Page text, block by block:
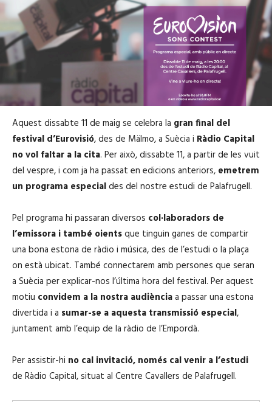
Aquest dissabte 11 de maig se celebra la gran final del
festival d’Eurovisió, des de Mälmo, a Suècia i Ràdio Capital
no vol faltar a la cita. Per això, dissabte 11, a partir de les vuit
del vespre, i com ja ha passat en edicions anteriors, emetrem
un programa especialdes del nostre estudi de Palafrugell.
Pel programa hi passaran diversos col·laboradors de
l’emissora i també oientsque tinguin ganes de compartir
una bona estona de ràdio i música, des de l’estudi o la plaça
on està ubicat. També connectarem amb persones que seran
a Suècia per explicar-nos l’última hora del festival. Per aquest
motiu convidem a la nostra audiènciaa passar una estona
divertida i a sumar-se a aquesta transmissió especial,
juntament amb l’equip de la ràdio de l’Empordà.
Per assistir-hi no cal invitació, només cal venir a l’estudi
de Ràdio Capital, situat al Centre Cavallers de Palafrugell.